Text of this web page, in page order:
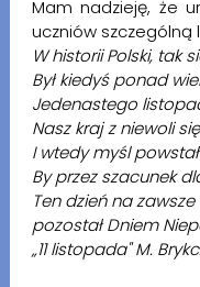
Mam nadzieję, że
uczniów szczególną
W historii Polski, tak
Był kiedyś ponad
Jedenastego
Nasz kraj z niewoli
I wtedy myśl
By przez szacunek
Ten dzień na
pozostał Dniem
„11 listopada" M.